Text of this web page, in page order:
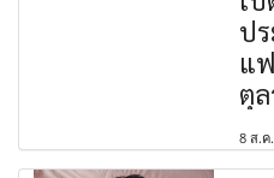
ป
แ
ตุ
8 ส.ค